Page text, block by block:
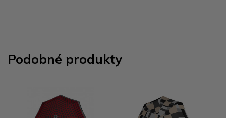
Podobné produkty